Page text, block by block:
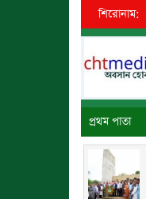
শিরোনাম:
প্রথম পাতা